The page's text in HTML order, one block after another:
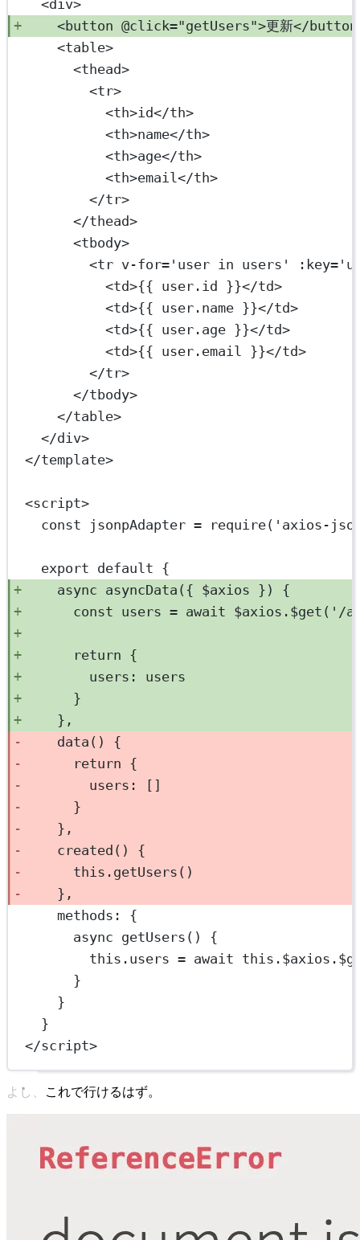
<div>
<button @click="getUsers">更新</ button
<table>
<thead>
<tr>
<th>id</th>
<th>name</th>
<th>age</th>
<th>email</th>
</tr>
</thead>
<tbody>
<tr v-for= 'user in users' :key=
<td>{{ user.id }}</td>
<td>{{ user.name }}</td>
<td>{{ user.age }}</td>
<td>{{ user.email }}</td>
</tr>
</tbody>
</table>
</div>
</template>
<script>
const
jsonpAdapter = require( 'axios-
export default {
async asyncData ({ $axios }) {
const users = await $axios. $get ( '/
return {
users: users
}
},
data () {
return {
users: []
}
},
created () {
this . getUsers ()
},
methods: {
async getUsers () {
this .users = await this .$axios.
}
}
}
</script>
よし、これで行けるはず。